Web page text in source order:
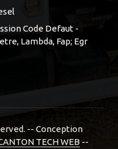
Code Defaut -
Lambda, Fap; Egr
-- Conception
TECH WEB--